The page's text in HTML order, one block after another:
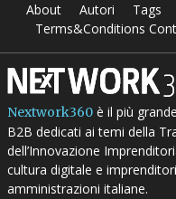
About Autori Tags
Terms&Conditions
Nextwork360è il più
B2B dedicati ai temi della
dell’Innovazione
cultura digitale e
amministrazioni italiane.